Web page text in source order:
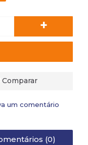
+
Comparar
um comentário
(0)